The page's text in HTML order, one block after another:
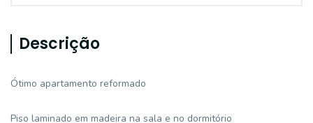
Descrição
Ótimo apartamento reformado
Piso laminado em madeira na sala e no dormitório